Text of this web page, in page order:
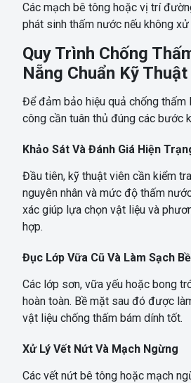
Các mạch bê tông hoặc vị trí
phát sinh thấm nước nếu không
Quy Trình Chống
Nẵng Chuẩn Kỹ Thuật
Để đảm bảo hiệu quả chống thấm
công cần tuân thủ đúng các bước
Khảo Sát Và Đánh Giá Hiện
Đầu tiên, kỹ thuật viên cần kiểm
nguyên nhân và mức độ thấm
xác giúp lựa chọn vật liệu và
hợp.
Đục Lớp Vữa Cũ Và Làm Sạch
Các lớp sơn, vữa yếu hoặc bong
hoàn toàn. Bề mặt sau đó được
vật liệu chống thấm bám dính tốt.
Xử Lý Vết Nứt Và Mạch Ngừng
Các vết nứt bê tông hoặc mạch